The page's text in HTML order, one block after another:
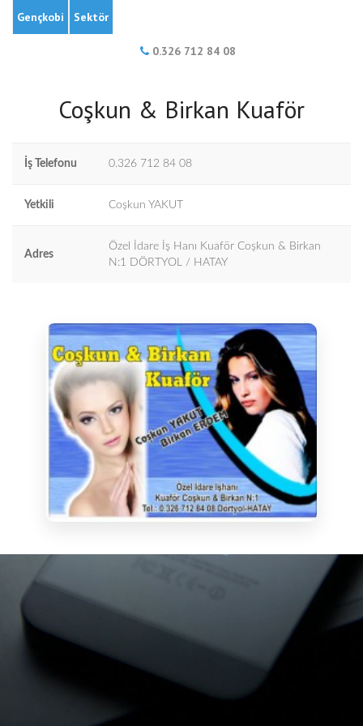
Gençkobi Sektör
0.326 712 84 08
Coşkun & Birkan Kuaför
İş Telefonu 0.326 712 84 08
Yetkili Coşkun YAKUT
Adres
Özel İdare İş Hanı Kuaför Coşkun & Birkan
N:1 DÖRTYOL / HATAY